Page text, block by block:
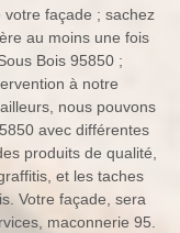
votre façade ; sachez
au moins une fois
Bois 95850 ;
à notre
nous pouvons
avec différentes
produits de qualité,
et les taches
Votre façade, sera
maconnerie 95.